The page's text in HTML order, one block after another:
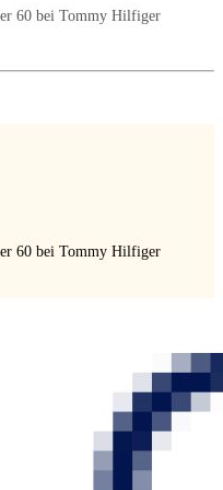
60 bei Tommy Hilfiger
60 bei Tommy Hilfiger